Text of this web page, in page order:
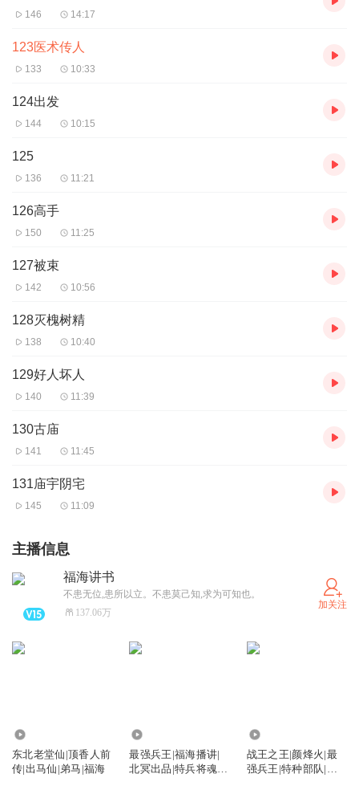
146 14:17
123医术传人
133 10:33
124出发
144 10:15
125
136 11:21
126高手
150 11:25
127被束
142 10:56
128灭槐树精
138 10:40
129好人坏人
140 11:39
130古庙
141 11:45
131庙宇阴宅
145 11:09
主播信息
福海讲书
不患无位,患所以立。不患莫己知,求为可知也。
137.06万
加关注
东北老堂仙|顶香人前
传|出马仙|弟马|福海
最强兵王|福海播讲|
北冥出品|特兵将魂|
战王之王|颜烽火|最
强兵王|特种部队|雇